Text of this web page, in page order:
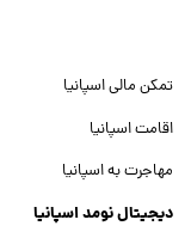
تمکن مالی اسپانیا
اقامت اسپانیا
مهاجرت به اسپانیا
دیجیتال نومد اسپانیا